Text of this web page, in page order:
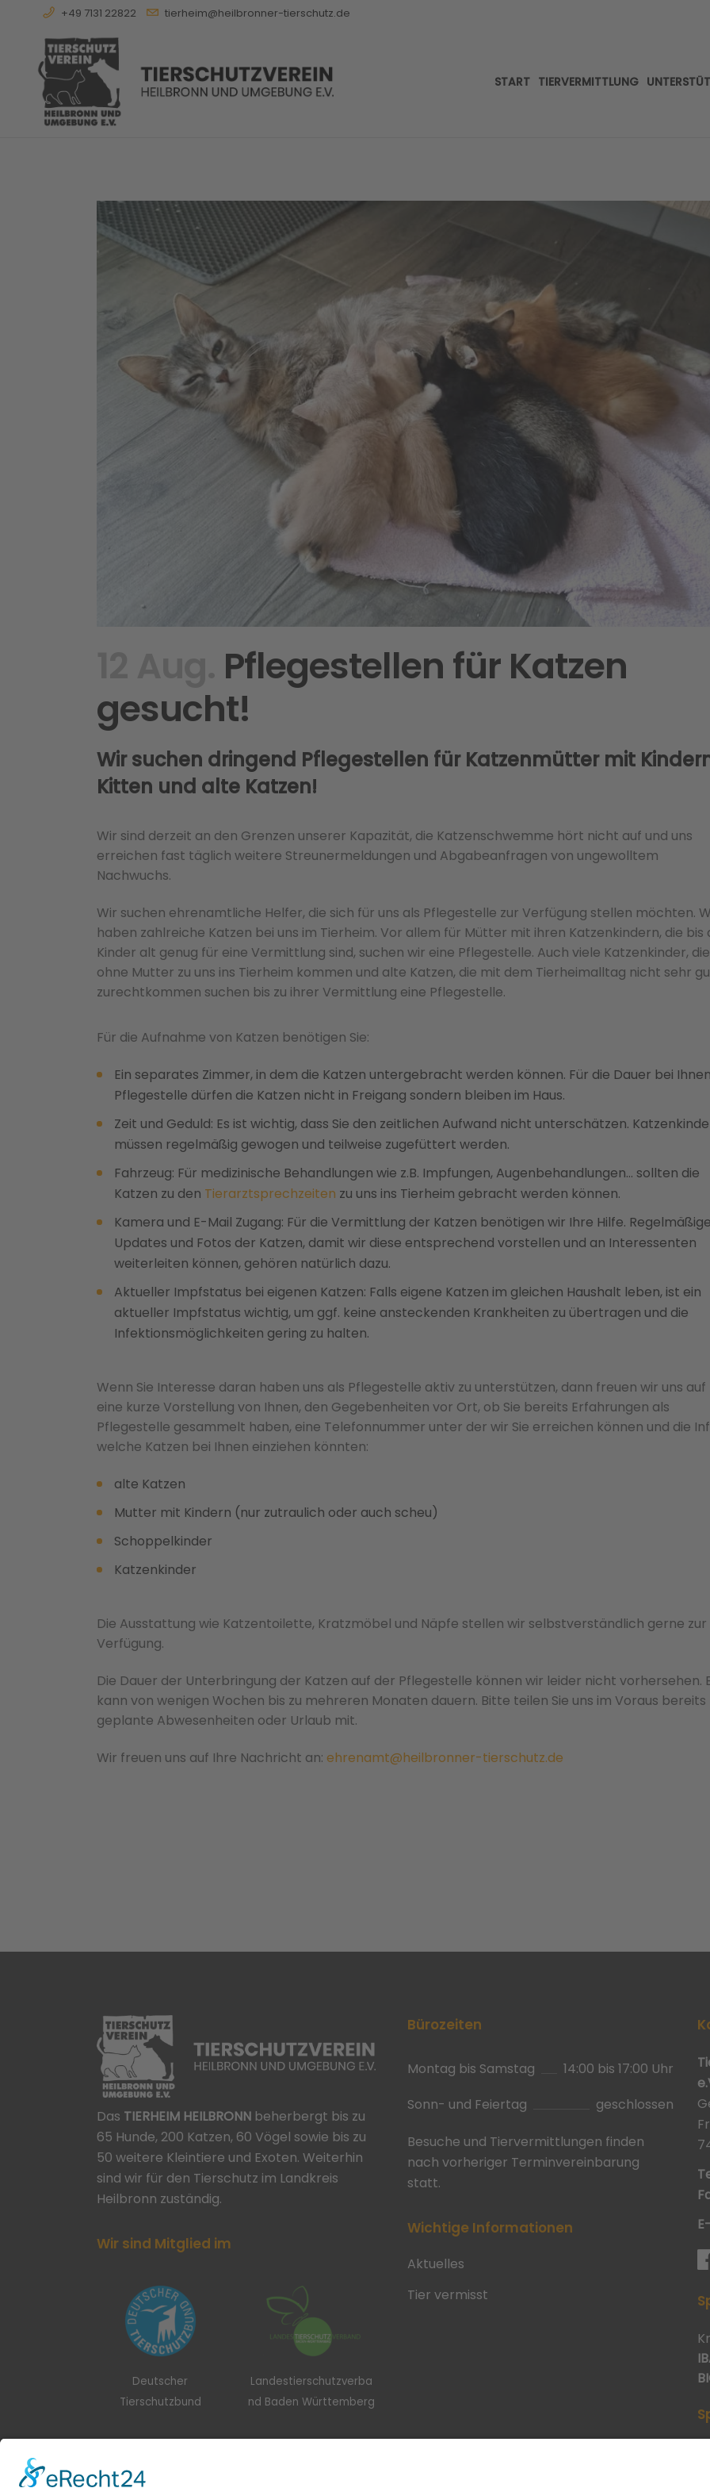
+49 7131 22822 tierheim@heilbronner-tierschutz.de
START TIERVERMITTLUNG
Pflegestellen für Katzen
gesucht!
Wir suchen dringend Pflegestellen für Katzenmütter mit
Kitten und alte Katzen!
Wir sind derzeit an den Grenzen unserer Kapazität, die Katzenschwemme hört nicht auf und uns
erreichen fast täglich weitere Streunermeldungen und Abgabeanfragen von ungewolltem
Nachwuchs.
Wir suchen ehrenamtliche Helfer, die sich für uns als Pflegestelle zur Verfügung stellen möchten.
haben zahlreiche Katzen bei uns im Tierheim. Vor allem für Mütter mit ihren Katzenkindern, die bis
Kinder alt genug für eine Vermittlung sind, suchen wir eine Pflegestelle. Auch viele Katzenkinder, die
ohne Mutter zu uns ins Tierheim kommen und alte Katzen, die mit dem Tierheimalltag nicht sehr
zurechtkommen suchen bis zu ihrer Vermittlung eine Pflegestelle.
Für die Aufnahme von Katzen benötigen Sie:
Ein separates Zimmer, in dem die Katzen untergebracht werden können. Für die Dauer bei
Pflegestelle dürfen die Katzen nicht in Freigang sondern bleiben im Haus.
Zeit und Geduld: Es ist wichtig, dass Sie den zeitlichen Aufwand nicht unterschätzen.
müssen regelmäßig gewogen und teilweise zugefüttert werden.
Fahrzeug: Für medizinische Behandlungen wie z.B. Impfungen, Augenbehandlungen… sollten die
Katzen zu den Tierarztsprechzeiten zu uns ins Tierheim gebracht werden können.
Kamera und E-Mail Zugang: Für die Vermittlung der Katzen benötigen wir Ihre Hilfe. Regelmäßige
Updates und Fotos der Katzen, damit wir diese entsprechend vorstellen und an Interessenten
weiterleiten können, gehören natürlich dazu.
Aktueller Impfstatus bei eigenen Katzen: Falls eigene Katzen im gleichen Haushalt leben, ist ein
aktueller Impfstatus wichtig, um ggf. keine ansteckenden Krankheiten zu übertragen und die
Infektionsmöglichkeiten gering zu halten.
Wenn Sie Interesse daran haben uns als Pflegestelle aktiv zu unterstützen, dann freuen wir uns auf
eine kurze Vorstellung von Ihnen, den Gegebenheiten vor Ort, ob Sie bereits Erfahrungen als
Pflegestelle gesammelt haben, eine Telefonnummer unter der wir Sie erreichen können und die
welche Katzen bei Ihnen einziehen könnten:
alte Katzen
Mutter mit Kindern (nur zutraulich oder auch scheu)
Schoppelkinder
Katzenkinder
Die Ausstattung wie Katzentoilette, Kratzmöbel und Näpfe stellen wir selbstverständlich gerne zur
Verfügung.
Die Dauer der Unterbringung der Katzen auf der Pflegestelle können wir leider nicht vorhersehen.
kann von wenigen Wochen bis zu mehreren Monaten dauern. Bitte teilen Sie uns im Voraus bereits
geplante Abwesenheiten oder Urlaub mit.
Wir freuen uns auf Ihre Nachricht an: ehrenamt@heilbronner-tierschutz.de
Das TIERHEIM HEILBRONN beherbergt bis zu
65 Hunde, 200 Katzen, 60 Vögel sowie bis zu
50 weitere Kleintiere und Exoten. Weiterhin
sind wir für den Tierschutz im Landkreis
Heilbronn zuständig.
Wir sind Mitglied im
Deutscher
Tierschutzbund
Landestierschutzverba
nd Baden Württemberg
Bürozeiten
Montag bis Samstag
14:00 bis 17:00 Uhr
Sonn- und Feiertag
geschlossen
Besuche und Tiervermittlungen finden
nach vorheriger Terminvereinbarung
statt.
Wichtige Informationen
Aktuelles
Tier vermisst